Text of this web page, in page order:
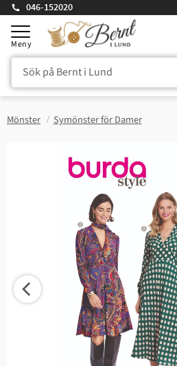
Meny
046-152020
Mönster Symönster för Damer